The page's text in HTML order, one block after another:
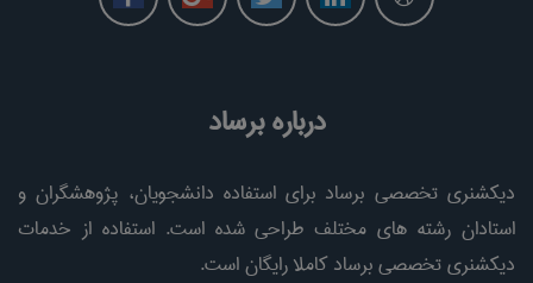
درباره برساد
دیکشنری تخصصی برساد برای استفاده دانشجویان، پژوهشگران و
استادان رشته های مختلف طراحی شده است. استفاده از خدمات
دیکشنری تخصصی برساد کاملا رایگان است.